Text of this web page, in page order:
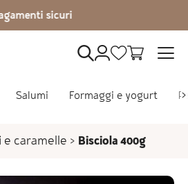
Salumi Formaggi e yogurt
e caramelle > Bisciola 400g